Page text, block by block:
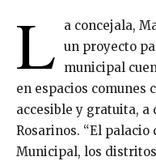
L
a concejala,
un proyecto
municipal
en espacios comunes
accesible y gratuita, a
Rosarinos. “El palacio
Municipal, los